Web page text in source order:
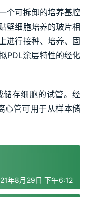
个可拆卸的培养基腔
壁细胞培养的玻片相
进行接种、培养、固
PDL涂层特性的经化
储存细胞的试管。经
心管可用于从样本储
年8月29日 下午6:12